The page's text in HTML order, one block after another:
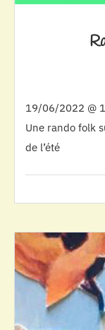
19/06/2022 @
Une rando folk
de l’été